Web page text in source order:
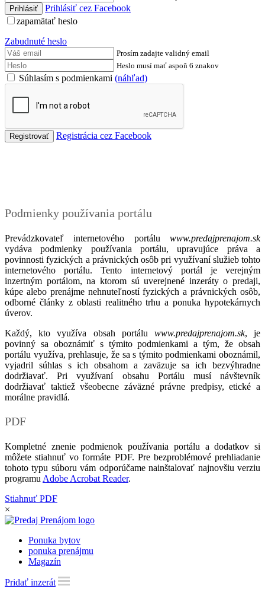
Prihlásiť cez Facebook
zapamätať heslo
Zabudnuté heslo
Prosím zadajte validný email
Heslo musí mať aspoň 6 znakov
Súhlasím s podmienkami (náhľad)
Registrácia cez Facebook
Podmienky používania portálu
Prevádzkovateľ internetového portálu www.predajprenajom.sk
vydáva podmienky používania portálu, upravujúce práva a
povinnosti fyzických a právnických osôb pri využívaní služieb tohto
internetového portálu. Tento internetový portál je verejným
inzertným portálom, na ktorom sú uverejnené inzeráty o predaji,
kúpe alebo prenájme nehnuteľností fyzických a právnických osôb,
odborné články z oblasti realitného trhu a ponuka hypotekárnych
úverov.
Každý, kto využíva obsah portálu www.predajprenajom.sk, je
povinný sa oboznámiť s týmito podmienkami a tým, že obsah
portálu využíva, prehlasuje, že sa s týmito podmienkami oboznámil,
vyjadril súhlas s ich obsahom a zaväzuje sa ich bezvýhradne
dodržiavať. Pri využívaní obsahu Portálu musí návštevník
dodržiavať taktiež všeobecne záväzné právne predpisy, etické a
morálne pravidlá.
PDF
Kompletné znenie podmienok používania portálu a dodatkov si
môžete stiahnuť vo formáte PDF. Pre bezproblémové prehliadanie
tohoto typu súboru vám odporúčame nainštalovať najnovšiu verziu
programu Adobe Acrobat Reader.
Stiahnuť PDF
×
Ponuka bytov
ponuka prenájmu
Magazín
Pridať inzerát